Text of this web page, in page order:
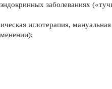
заболеваниях
иглотерапия, мануальная